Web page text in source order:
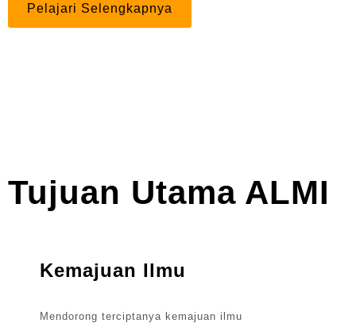
Pelajari Selengkapnya
Tujuan Utama ALMI
Kemajuan Ilmu
Mendorong terciptanya kemajuan ilmu